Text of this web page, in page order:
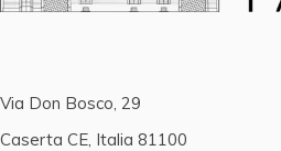
Via Don Bosco, 29
Caserta CE, Italia 81100